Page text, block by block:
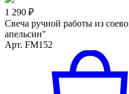
1 290 ₽
Свеча ручной работы из
апельсин"
Арт. FM152